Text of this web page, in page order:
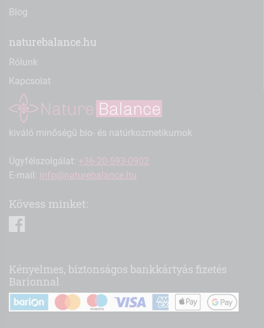
Blog
naturebalance.hu
Rólunk
Kapcsolat
kiváló minőségű bio- és natúrkozmetikumok
Ügyfélszolgálat: +36-20-593-0902
E-mail: info@naturebalance.hu
Kövess minket:
Kényelmes, biztonságos bankkártyás fizetés
Barionnal